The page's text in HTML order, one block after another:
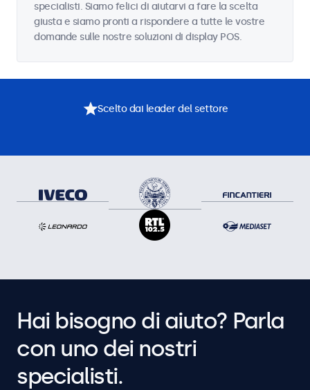
specialisti. Siamo felici di aiutarvi a fare la scelta
giusta e siamo pronti a rispondere a tutte le vostre
domande sulle nostre soluzioni di display POS.
Scelto dai leader del settore
Hai bisogno di aiuto? Parla
con uno dei nostri
specialisti.